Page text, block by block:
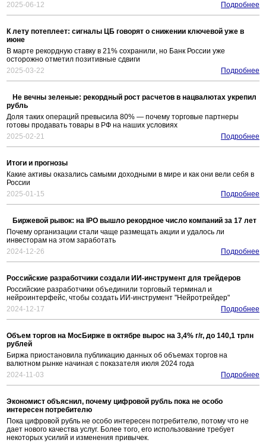
2025-06-12
Подробнее
К лету потеплеет: сигналы ЦБ говорят о снижении ключевой уже в
июне
В марте рекордную ставку в 21% сохранили, но Банк России уже
осторожно отметил позитивные сдвиги
2025-03-22
Подробнее
Не вечны зеленые: рекордный рост расчетов в нацвалютах укрепил
рубль
Доля таких операций превысила 80% — почему торговые партнеры
готовы продавать товары в РФ на наших условиях
2025-02-21
Подробнее
Итоги и прогнозы
Какие активы оказались самыми доходными в мире и как они вели себя в
России
2025-01-15
Подробнее
Биржевой рывок: на IPO вышло рекордное число компаний за 17 лет
Почему организации стали чаще размещать акции и удалось ли
инвесторам на этом заработать
2024-12-26
Подробнее
Российские разработчики создали ИИ-инструмент для трейдеров
Российские разработчики объединили торговый терминал и
нейроинтерфейс, чтобы создать ИИ-инструмент "Нейротрейдер"
2024-12-17
Подробнее
Объем торгов на МосБирже в октябре вырос на 3,4% г/г, до 140,1 трлн
рублей
Биржа приостановила публикацию данных об объемах торгов на
валютном рынке начиная с показателя июля 2024 года
2024-11-03
Подробнее
Экономист объяснил, почему цифровой рубль пока не особо
интересен потребителю
Пока цифровой рубль не особо интересен потребителю, потому что не
дает нового качества услуг. Более того, его использование требует
некоторых усилий и изменения привычек.